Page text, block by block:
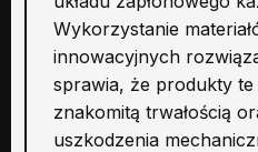
Wykorzystanie
innowacyjnych
sprawia, że produkty
znakomitą trwałością
uszkodzenia